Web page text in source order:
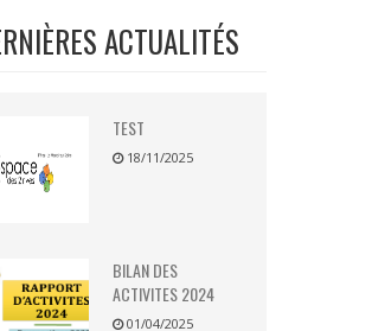
ACTUALITÉS
TEST
18/11/2025
BILAN DES
ACTIVITES 2024
01/04/2025